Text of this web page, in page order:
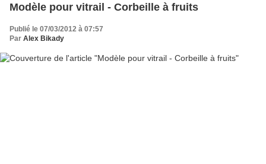
Modèle pour vitrail - Corbeille à fruits
Publié le 07/03/2012 à 07:57
Par Alex Bikady